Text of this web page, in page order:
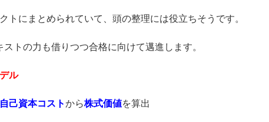
トにまとめられていて、頭の整理には役立ちそうです。
トの力も借りつつ合格に向けて邁進します。
ル
己資本コストから株式価値を算出